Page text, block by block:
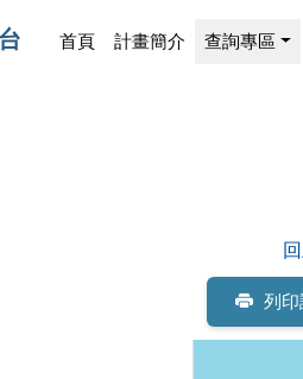
首頁 計畫簡介 查詢專區
列